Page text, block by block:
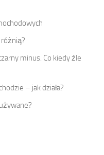
minus. Co kiedy źle
– jak działa?